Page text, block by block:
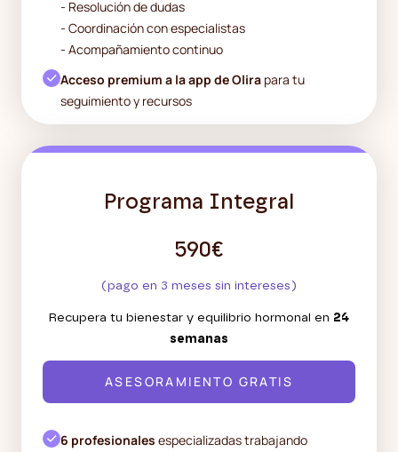
- Resolución de dudas
- Coordinación con especialistas
- Acompañamiento continuo
Acceso premium a la app de Olira para tu
seguimiento y recursos
Programa Integral
590€
(pago en 3 meses sin intereses)
Recupera tu bienestar y equilibrio hormonal en 24
semanas
ASESORAMIENTO GRATIS
6 profesionales especializadas trabajando